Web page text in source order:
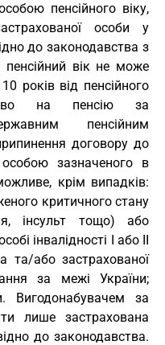
пенсійного віку,
особи у
до законодавства з
вік не може
років від пенсійного
на пенсію за
пенсійним
договору до
зазначеного в
крім випадків:
критичного стану
інсульт тощо) або
інвалідності I або II
та/або застрахованої
за межі України;
Вигодонабувачем за
лише застрахована
до законодавства.